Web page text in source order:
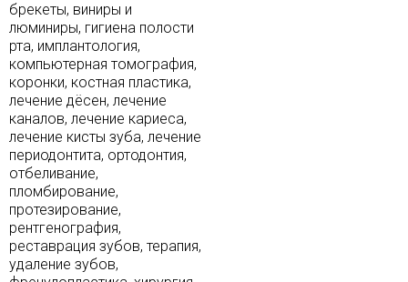
брекеты, виниры и
люминиры, гигиена полости
рта, имплантология,
компьютерная томография,
коронки, костная пластика,
лечение дёсен, лечение
каналов, лечение кариеса,
лечение кисты зуба, лечение
периодонтита, ортодонтия,
отбеливание,
пломбирование,
протезирование,
рентгенография,
реставрация зубов, терапия,
удаление зубов,